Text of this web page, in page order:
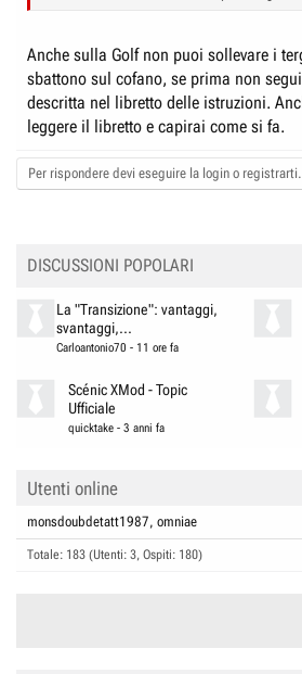
io nella mia vita ho sempre visto che entrambi
Anche sulla Golf non puoi sollevare i
sbattono sul cofano, se prima non
descritta nel libretto delle istruzioni.
leggere il libretto e capirai come si fa.
Per rispondere devi eseguire la login o registrarti.
DISCUSSIONI POPOLARI
La "Transizione": vantaggi,
svantaggi,...
Carloantonio70 - 11 ore fa
Scénic XMod - Topic
Ufficiale
quicktake -3 anni fa
Utenti online
monsdoubdetatt1987 omniae
Totale: 183 (Utenti: 3, Ospiti: 180)